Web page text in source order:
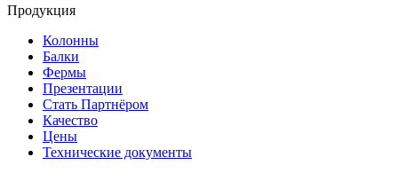
Продукция
Колонны
Балки
Фермы
Презентации
Стать Партнёром
Качество
Цены
Технические документы